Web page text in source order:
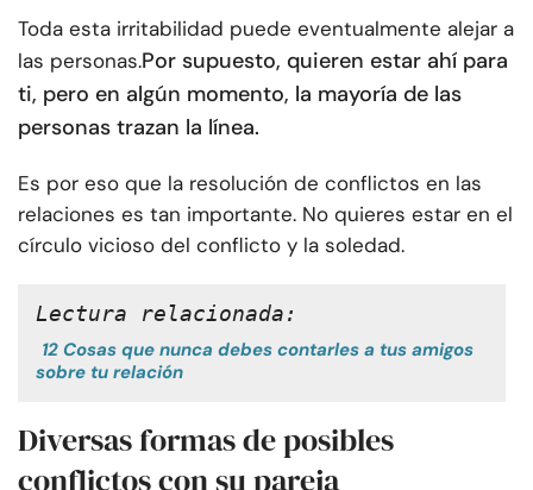
Toda esta irritabilidad puede eventualmente alejar a
las personas.Por supuesto, quieren estar ahí para
ti, pero en algún momento, la mayoría de las
personas trazan la línea.
Es por eso que la resolución de conflictos en las
relaciones es tan importante. No quieres estar en el
círculo vicioso del conflicto y la soledad.
Lectura relacionada:
12 Cosas que nunca debes contarles a tus amigos
sobre tu relación
Diversas formas de posibles
conflictos con su pareja